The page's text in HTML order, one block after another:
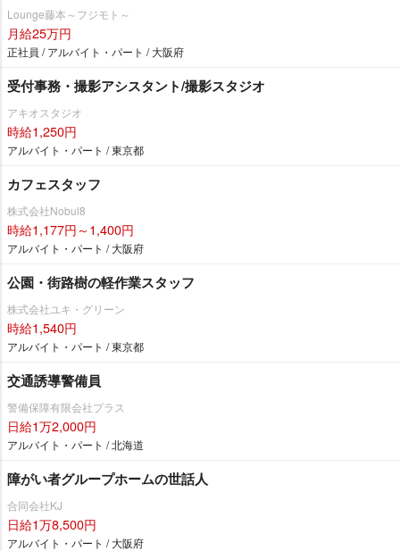
Lounge藤本～フジモト～
月給25万円
正社員 / アルバイト・パート / 大阪府
受付事務・撮影アシスタント/撮影スタジオ
アキオスタジオ
時給1,250円
アルバイト・パート / 東京都
カフェスタッフ
株式会社Nobul8
時給1,177円～1,400円
アルバイト・パート / 大阪府
公園・街路樹の軽作業スタッフ
株式会社ユキ・グリーン
時給1,540円
アルバイト・パート / 東京都
交通誘導警備員
警備保障有限会社プラス
日給1万2,000円
アルバイト・パート / 北海道
障がい者グループホームの世話人
合同会社KJ
日給1万8,500円
アルバイト・パート / 大阪府